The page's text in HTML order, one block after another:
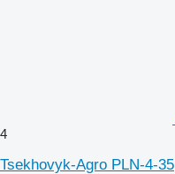
4
Tsekhovyk-Agro PLN-4-35